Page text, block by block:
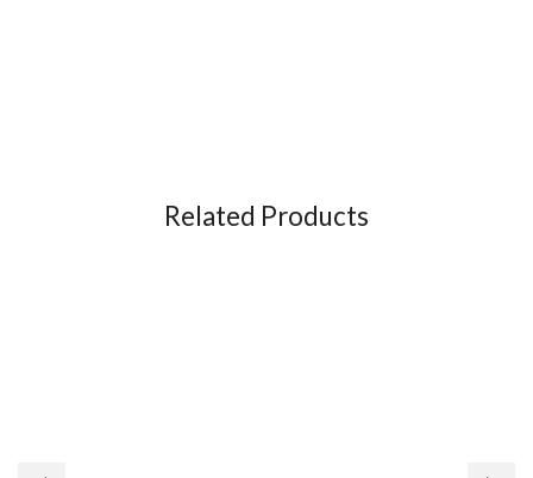
Related Products